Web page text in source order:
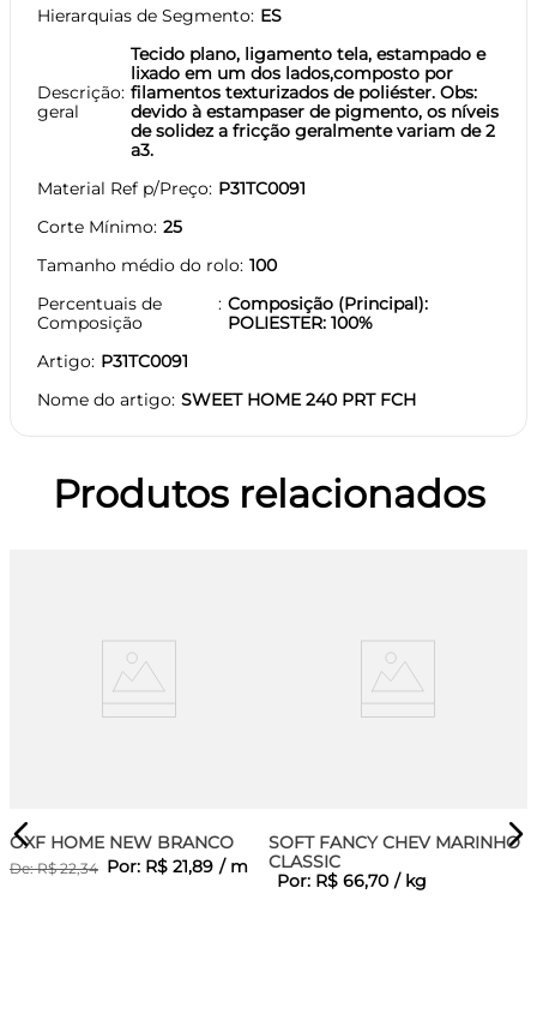
Hierarquias de Segmento ES
Descrição
geral
Tecido plano, ligamento tela, estampado e
lixado em um dos lados,composto por
filamentos texturizados de poliéster. Obs:
devido à estampaser de pigmento, os níveis
de solidez a fricção geralmente variam de 2
a3.
Material Ref p/Preço P31TC0091
Corte Mínimo 25
Tamanho médio do rolo 100
Percentuais de
Composição
Composição (Principal):
POLIESTER: 100%
Artigo P31TC0091
Nome do artigo SWEET HOME 240 PRT FCH
Produtos relacionados
OXF HOME NEW BRANCO
De:R$ 22,34 Por: R$ 21,89 / m
SOFT FANCY CHEV MARINHO
CLASSIC
Por: R$ 66,70 / kg